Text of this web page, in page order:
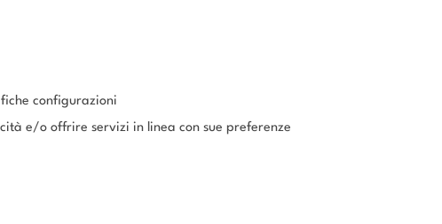
configurazioni
e/o offrire servizi in linea con sue preferenze